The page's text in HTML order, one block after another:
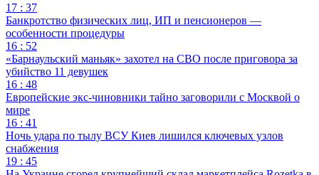
17 : 37
Банкротство физических лиц, ИП и пенсионеров —
особенности процедуры
16 : 52
«Барнаульский маньяк» захотел на СВО после приговора за
убийство 11 девушек
16 : 48
Европейские экс-чиновники тайно заговорили с Москвой о
мире
16 : 41
Ночь удара по тылу ВСУ Киев лишился ключевых узлов
снабжения
19 : 45